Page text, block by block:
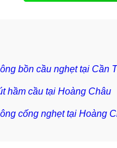
bồn cầu nghẹt tại Cần
hầm cầu tại Hoàng Châu
cống nghẹt tại Hoàng